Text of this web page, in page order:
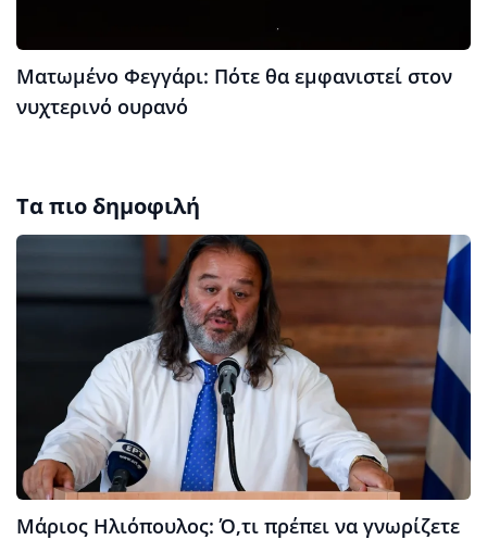
Ματωμένο Φεγγάρι: Πότε θα εμφανιστεί στον
νυχτερινό ουρανό
Τα πιο δημοφιλή
Μάριος Ηλιόπουλος: Ό,τι πρέπει να γνωρίζετε